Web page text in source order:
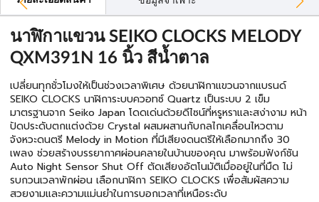
นาฬิกาแขวน SEIKO CLOCKS MELODY
QXM391N 16 นิ้ว สีน้ำตาล
เปลี่ยนทุกชั่วโมงให้เป็นช่วงเวลาพิเศษ ด้วยนาฬิกาแขวนจากแบรนด์
SEIKO CLOCKS นาฬิการะบบควอทซ์ Quartz เป็นระบบ 2 เข็ม
มาตรฐานจาก Seiko Japan โดดเด่นด้วยดีไซน์ที่หรูหราและสง่างาม หน้า
ปัดประดับตกแต่งด้วย Crystal ผสมผสานกับกลไกเคลื่อนไหวตาม
จังหวะดนตรี Melody in Motion ที่มีเสียงดนตรีให้เลือกมากถึง 30
เพลง ช่วยสร้างบรรยากาศผ่อนคลายในบ้านของคุณ มาพร้อมฟังก์ชัน
Auto Night Sensor Shut Off ตัดเสียงอัตโนมัติเมื่ออยู่ในที่มืด ไม่
รบกวนเวลาพักผ่อน เลือกนาฬิกา SEIKO CLOCKS เพื่อสัมผัสความ
สวยงามและความแม่นยำในการบอกเวลาที่เหนือระดับ